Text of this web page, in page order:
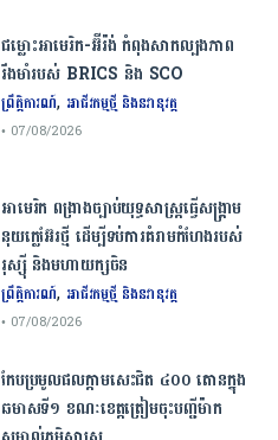
ជម្លោះ​អាមេរិក​-​អ៊ីរ៉ង់​ ​កំពុង​សាកល្បង​ភាព​
រឹងមាំ​របស់​ ​BRICS​ ​និង​ ​SCO​
ព្រឹត្តិការណ៍, អាជីវកម្មថ្មី និងនវានុវត្ត
• 07/08/2026
​អាមេរិក​ ពង្រាងច្បាប់​យុទ្ធសាស្ត្រ​ធ្វើ​សង្គ្រាម​
នុយក្លេអ៊ែរ​ថ្មី ដើម្បីទប់ការគំរាមកំហែងរបស់​
រុស្ស៊ី និងមហាយក្សចិន
ព្រឹត្តិការណ៍, អាជីវកម្មថ្មី និងនវានុវត្ត
• 07/08/2026
កែប​ប្រមូល​ផល​ក្តាម​សេះ​ជិត​ ​៤០០ ​តោន​ក្នុង​
ឆមាស​ទី​១​ ​ខណៈ​ខេត្ត​ត្រៀម​ចុះបញ្ជី​ម៉ាក​